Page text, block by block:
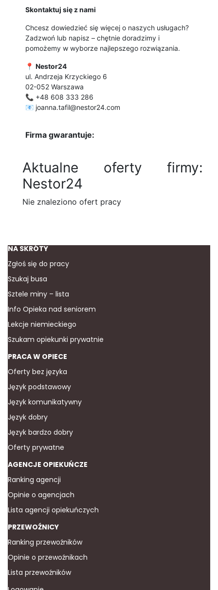
Skontaktuj się z nami
Chcesz dowiedzieć się więcej o naszych usługach?
Zadzwoń lub napisz – chętnie doradzimy i
pomożemy w wyborze najlepszego rozwiązania.
📍 Nestor24
ul. Andrzeja Krzyckiego 6
02-052 Warszawa
📞 +48 608 333 286
📧 joanna.tafil@nestor24.com
Firma gwarantuje:
Aktualne oferty firmy:
Nestor24
Nie znaleziono ofert pracy
NA SKRÓTY
Zgłoś się do pracy
Szukaj busa
Sztele miny – lista
Info Opieka nad seniorem
Lekcje niemieckiego
Szukam opiekunki prywatnie
PRACA W OPIECE
Oferty bez języka
Język podstawowy
Język komunikatywny
Język dobry
Język bardzo dobry
Oferty prywatne
AGENCJE OPIEKUŃCZE
Ranking agencji
Opinie o agencjach
Lista agencji opiekuńczych
PRZEWOŹNICY
Ranking przewoźników
Opinie o przewoźnikach
Lista przewoźników